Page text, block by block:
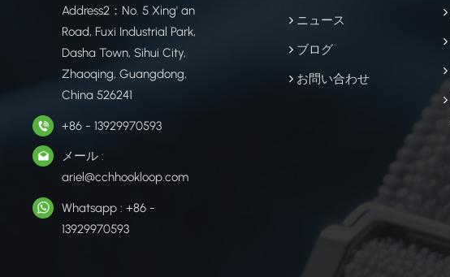
Address2：No. 5 Xing' an
Road, Fuxi Industrial Park,
Dasha Town, Sihui City,
Zhaoqing, Guangdong,
China 526241
+86 - 13929970593
メール :
ariel@cchhookloop.com
Whatsapp : +86 -
13929970593
ニュース
ブログ
お問い合わせ